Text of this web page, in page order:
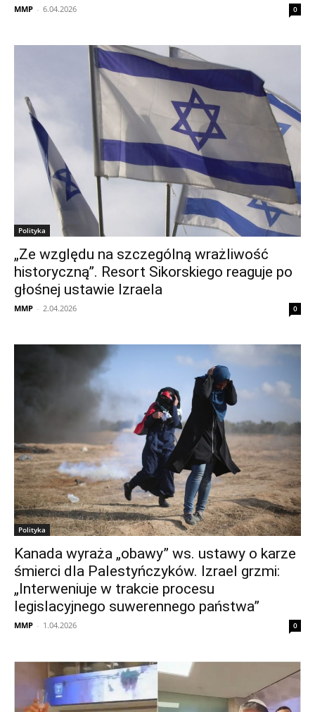
MMP - 6.04.2026 0
Polityka
„Ze względu na szczególną wrażliwość
historyczną”. Resort Sikorskiego reaguje po
głośnej ustawie Izraela
MMP - 2.04.2026 0
Polityka
Kanada wyraża „obawy” ws. ustawy o karze
śmierci dla Palestyńczyków. Izrael grzmi:
„Interweniuje w trakcie procesu
legislacyjnego suwerennego państwa”
MMP - 1.04.2026 0